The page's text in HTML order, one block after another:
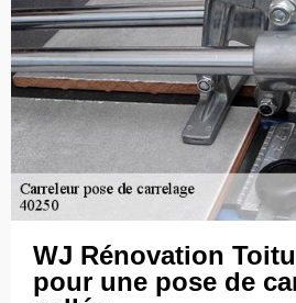
WJ Rénovation
pour une pose de